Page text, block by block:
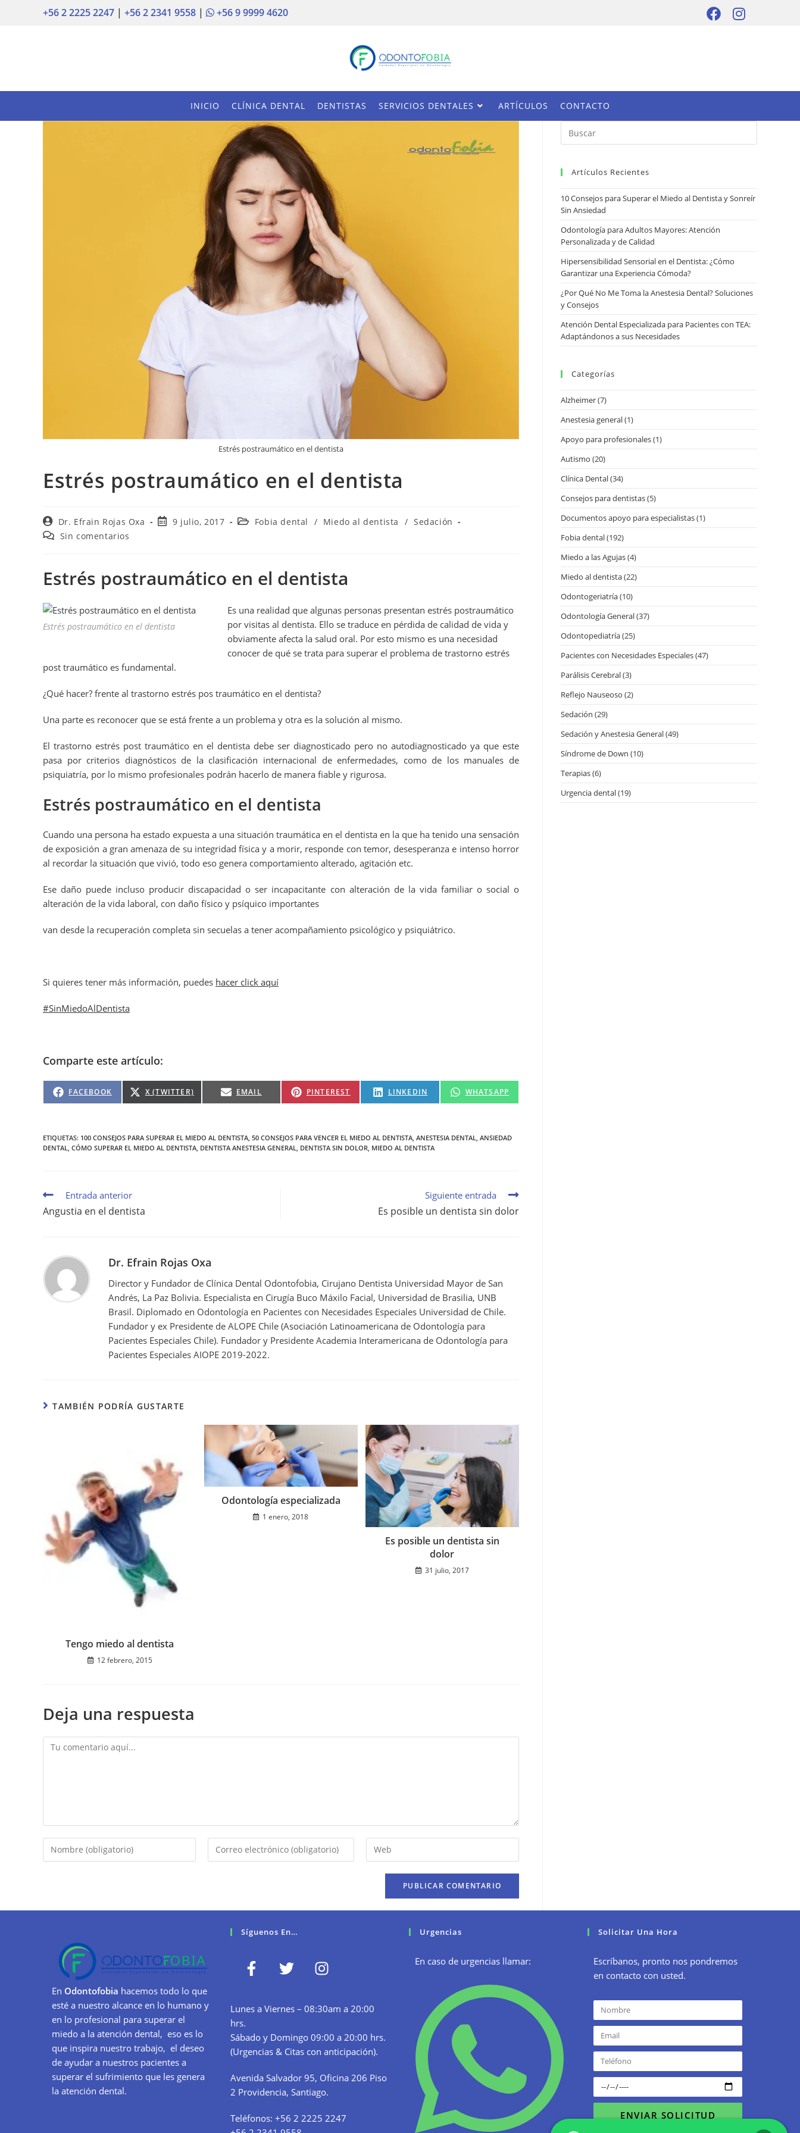
+56 2 2225 2247 | +56 2 2341 9558 | +56 9 9999 4620
INICIO CLÍNICA DENTAL DENTISTAS SERVICIOS DENTALES ARTÍCULOS CONTACTO
Estrés postraumático en el dentista
Estrés postraumático en el dentista
Dr. Efrain Rojas Oxa 9 julio, 2017 Fobia dental / Miedo al dentista / Sedación
Sin comentarios
Estrés postraumático en el dentista
Estrés postraumático en el dentista
Es una realidad que algunas personas presentan estrés postraumático
por visitas al dentista. Ello se traduce en pérdida de calidad de vida y
obviamente afecta la salud oral. Por esto mismo es una necesidad
conocer de qué se trata para superar el problema de trastorno estrés
post traumático es fundamental.
¿Qué hacer? frente al trastorno estrés pos traumático en el dentista?
Una parte es reconocer que se está frente a un problema y otra es la solución al mismo.
El trastorno estrés post traumático en el dentista debe ser diagnosticado pero no autodiagnosticado ya que este
pasa por criterios diagnósticos de la clasificación internacional de enfermedades, como de los manuales de
psiquiatría, por lo mismo profesionales podrán hacerlo de manera fiable y rigurosa.
Estrés postraumático en el dentista
Cuando una persona ha estado expuesta a una situación traumática en el dentista en la que ha tenido una sensación
de exposición a gran amenaza de su integridad física y a morir, responde con temor, desesperanza e intenso horror
al recordar la situación que vivió, todo eso genera comportamiento alterado, agitación etc.
Ese daño puede incluso producir discapacidad o ser incapacitante con alteración de la vida familiar o social o
alteración de la vida laboral, con daño físico y psíquico importantes
van desde la recuperación completa sin secuelas a tener acompañamiento psicológico y psiquiátrico.
Si quieres tener más información, puedes hacer click aquí
#SinMiedoAlDentista
Comparte este artículo:
FACEBOOK X (TWITTER) EMAIL PINTEREST LINKEDIN WHATSAPP
ETIQUETAS: 100 CONSEJOS PARA SUPERAR EL MIEDO AL DENTISTA, 50 CONSEJOS PARA VENCER EL MIEDO AL DENTISTA, ANESTESIA DENTAL, ANSIEDAD
DENTAL, CÓMO SUPERAR EL MIEDO AL DENTISTA, DENTISTA ANESTESIA GENERAL, DENTISTA SIN DOLOR, MIEDO AL DENTISTA
Entrada anterior
Angustia en el dentista
Siguiente entrada
Es posible un dentista sin dolor
Dr. Efrain Rojas Oxa
Director y Fundador de Clínica Dental Odontofobia, Cirujano Dentista Universidad Mayor de San
Andrés, La Paz Bolivia. Especialista en Cirugía Buco Máxilo Facial, Universidad de Brasilia, UNB
Brasil. Diplomado en Odontología en Pacientes con Necesidades Especiales Universidad de Chile.
Fundador y ex Presidente de ALOPE Chile (Asociación Latinoamericana de Odontología para
Pacientes Especiales Chile). Fundador y Presidente Academia Interamericana de Odontología para
Pacientes Especiales AIOPE 2019-2022.
TAMBIÉN PODRÍA GUSTARTE
Tengo miedo al dentista
12 febrero, 2015
Odontología especializada
1 enero, 2018
Es posible un dentista sin
dolor
31 julio, 2017
Deja una respuesta
Artículos Recientes
10 Consejos para Superar el Miedo al Dentista y Sonreír
Sin Ansiedad
Odontología para Adultos Mayores: Atención
Personalizada y de Calidad
Hipersensibilidad Sensorial en el Dentista: ¿Cómo
Garantizar una Experiencia Cómoda?
¿Por Qué No Me Toma la Anestesia Dental? Soluciones
y Consejos
Atención Dental Especializada para Pacientes con TEA:
Adaptándonos a sus Necesidades
Categorías
Alzheimer(7)
Anestesia general(1)
Apoyo para profesionales(1)
Autismo (20)
Clínica Dental(34)
Consejos para dentistas(5)
Documentos apoyo para especialistas(1)
Fobia dental(192)
Miedo a las Agujas(4)
Miedo al dentista(22)
Odontogeriatría(10)
Odontología General(37)
Odontopediatría(25)
Pacientes con Necesidades Especiales(47)
Parálisis Cerebral(3)
Reflejo Nauseoso (2)
Sedación (29)
Sedación y Anestesia General(49)
Síndrome de Down (10)
Terapias(6)
Urgencia dental(19)
En Odontofobia hacemos todo lo que
esté a nuestro alcance en lo humano y
en lo profesional para superar el
miedo a la atención dental, eso es lo
que inspira nuestro trabajo, el deseo
de ayudar a nuestros pacientes a
superar el sufrimiento que les genera
la atención dental.
Síguenos En…
Lunes a Viernes – 08:30am a 20:00
hrs.
Sábado y Domingo 09:00 a 20:00 hrs.
(Urgencias & Citas con anticipación).
Avenida Salvador 95, Oficina 206 Piso
2 Providencia, Santiago.
Teléfonos: +56 2 2225 2247
Urgencias
En caso de urgencias llamar:
Solicitar Una Hora
Escríbanos, pronto nos pondremos
en contacto con usted.
ENVIAR SOLICITUD